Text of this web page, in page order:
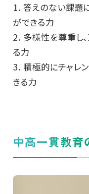
1. 答えのない課題
ができる力
2. 多様性を尊重し
る力
3. 積極的にチャレ
きる力
中高一貫教育